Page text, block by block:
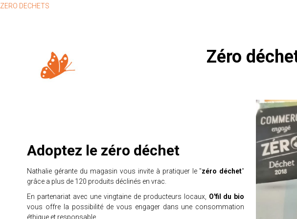
ZERO DECHETS
Zéro
Adoptez le zéro déchet
Nathalie gérante du magasin vous invite à pratiquer le "zéro déchet"
grâce a plus de 120 produits déclinés en vrac.
En partenariat avec une vingtaine de producteurs locaux, O'fil du bio
vous offre la possibilité de vous engager dans une consommation
éthique et responsable.